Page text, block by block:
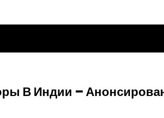
В Индии –